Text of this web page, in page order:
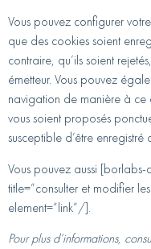
Vous pouvez configurer
que des cookies soient
contraire, qu’ils soient
émetteur. Vous pouvez
navigation de manière à ce
vous soient proposés
susceptible d’être enregistré
Vous pouvez aussi
title=”consulter et modifier
element=”link”/].
Pour plus d’informations,